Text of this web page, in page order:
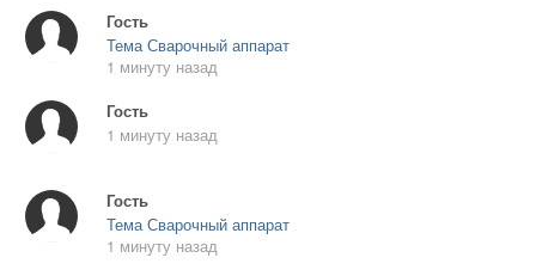
Гость
Тема Сварочный аппарат
1 минуту назад
Гость
1 минуту назад
Гость
Тема Сварочный аппарат
1 минуту назад